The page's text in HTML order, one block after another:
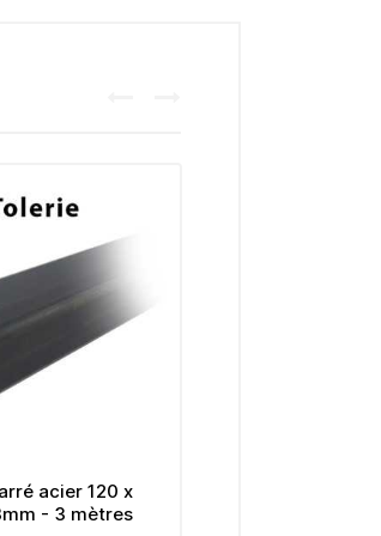
Tube carré acier 35 x 35
x 2mm - 3 mètres